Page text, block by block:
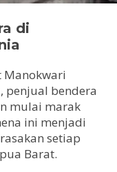
di
Manokwari
penjual bendera
mulai marak
ini menjadi
setiap
Barat.